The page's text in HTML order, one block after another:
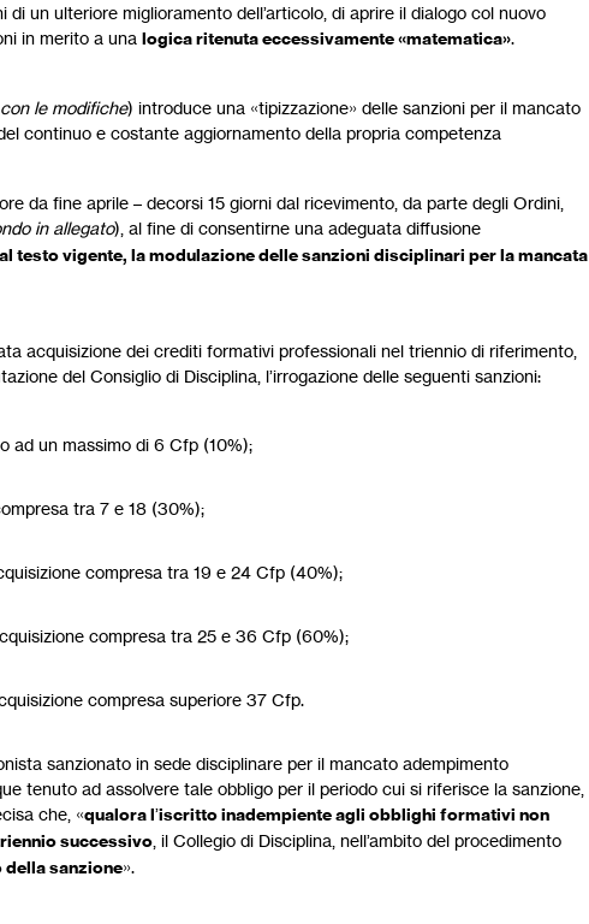
di un ulteriore miglioramento dell’articolo, di aprire il dialogo col nuovo
in merito a una logica ritenuta eccessivamente «matematica».
le modifiche) introduce una «tipizzazione» delle sanzioni per il mancato
continuo e costante aggiornamento della propria competenza
da fine aprile – decorsi 15 giorni dal ricevimento, da parte degli Ordini,
in allegato), al fine di consentirne una adeguata diffusione
testo vigente, la modulazione delle sanzioni disciplinari per la mancata
acquisizione dei crediti formativi professionali nel triennio di riferimento,
del Consiglio di Disciplina, l’irrogazione delle seguenti sanzioni:
ad un massimo di 6 Cfp (10%);
tra 7 e 18 (30%);
compresa tra 19 e 24 Cfp (40%);
compresa tra 25 e 36 Cfp (60%);
compresa superiore 37 Cfp.
sanzionato in sede disciplinare per il mancato adempimento
tenuto ad assolvere tale obbligo per il periodo cui si riferisce la sanzione,
che, «qualora l’iscritto inadempiente agli obblighi formativi non
successivo , il Collegio di Disciplina, nell’ambito del procedimento
della sanzione».